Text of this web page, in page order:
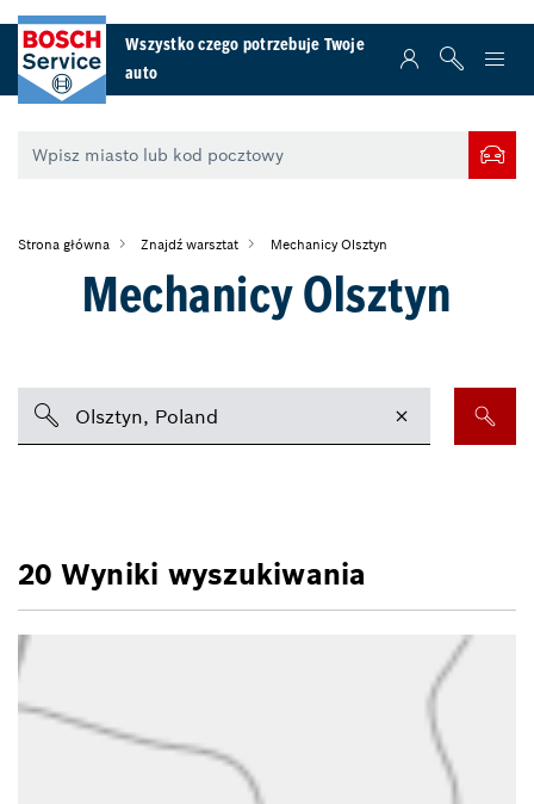
Wszystko czego potrzebuje Twoje
auto
Strona główna Znajdź warsztat Mechanicy Olsztyn
Mechanicy Olsztyn